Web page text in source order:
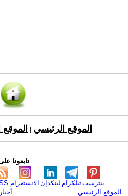
الموقع الرئيسي
تابعونا
الانستغرام لينكدإن تيلكرامبنترست
الموقع الرئيسي